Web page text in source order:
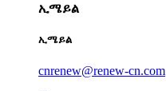
ኢሜይል
ኢሜይል
cnrenew@renew-cn.com